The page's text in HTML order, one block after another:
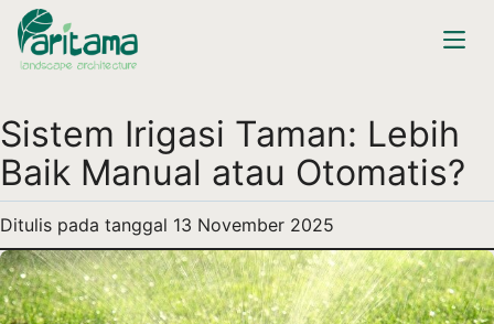
Sistem Irigasi Taman: Lebih
Baik Manual atau Otomatis?
Ditulis pada tanggal 13 November 2025